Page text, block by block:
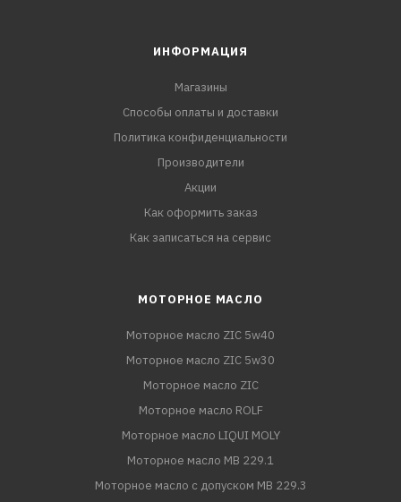
ИНФОРМАЦИЯ
Магазины
Способы оплаты и доставки
Политика конфиденциальности
Производители
Акции
Как оформить заказ
Как записаться на сервис
МОТОРНОЕ МАСЛО
Моторное масло ZIC 5w40
Моторное масло ZIC 5w30
Моторное масло ZIC
Моторное масло ROLF
Моторное масло LIQUI MOLY
Моторное масло MB 229.1
Моторное масло с допуском MB 229.3